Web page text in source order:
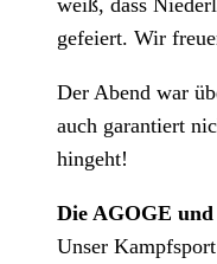
weiß, dass
gefeiert. Wir
Der Abend war
auch garantiert
hingeht!
Die AGOGE
Unser